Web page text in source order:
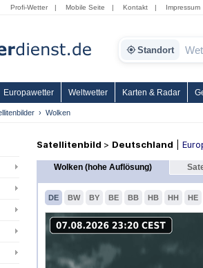
Profi-Wetter | Mobile Seite | Kontakt | Impressum
Standort
Europawetter Weltwetter Karten & Radar
Wolken
Satellitenbild > Deutschland
Wolken (hohe Auflösung)
DE BW BY BE BB HB HH HE